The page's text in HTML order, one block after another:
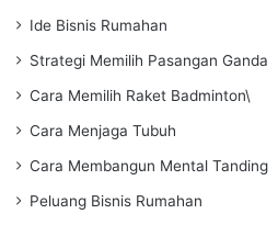
Ide Bisnis Rumahan
Strategi Memilih Pasangan Ganda
Cara Memilih Raket Badminton\
Cara Menjaga Tubuh
Cara Membangun Mental Tanding
Peluang Bisnis Rumahan